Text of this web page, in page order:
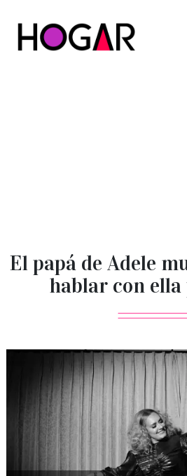
El papá de Adele
hablar con ella